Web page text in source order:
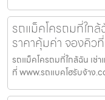
รถแม็คโครถมที่ใก
ราคาคุ้มค่า จองคิว
รถแม็คโครถมที่ใกล้ฉัน เช่
ที่ www.รถแบคโฮรับจ้าง